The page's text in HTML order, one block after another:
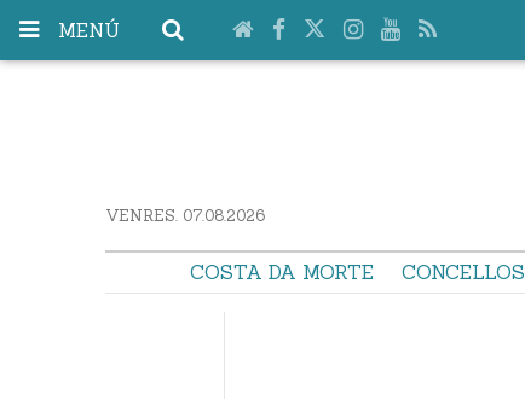
MENÚ
VENRES. 07.08.2026
COSTA DA MORTE CONCELLOS